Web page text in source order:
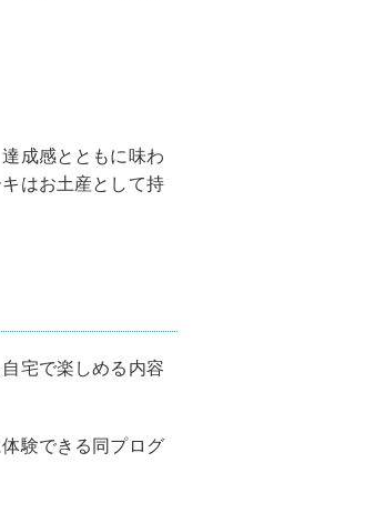
成感とともに味わ
はお土産として持
宅で楽しめる内容
験できる同プログ